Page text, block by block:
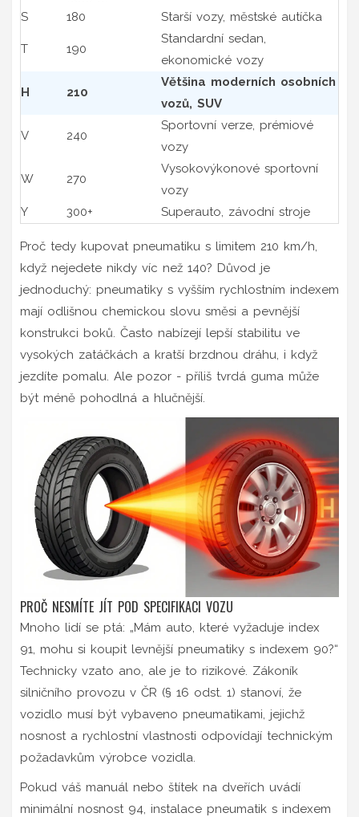
S 180 Starší vozy, městské autíčka
T 190
Standardní sedan,
ekonomické vozy
H 210
Většina moderních osobních
vozů, SUV
V 240
Sportovní verze, prémiové
vozy
W 270
Vysokovýkonové sportovní
vozy
Y
300+ Superauto, závodní stroje
Proč tedy kupovat pneumatiku s limitem 210 km/h,
když nejedete nikdy víc než 140? Důvod je
jednoduchý: pneumatiky s vyšším rychlostním indexem
mají odlišnou chemickou slovu směsi a pevnější
konstrukci boků. Často nabízejí lepší stabilitu ve
vysokých zatáčkách a kratší brzdnou dráhu, i když
jezdíte pomalu. Ale pozor - příliš tvrdá guma může
být méně pohodlná a hlučnější.
PROČ NESMÍTE JÍT POD SPECIFIKACI VOZU
Mnoho lidí se ptá: „Mám auto, které vyžaduje index
91, mohu si koupit levnější pneumatiky s indexem 90?“
Technicky vzato ano, ale je to rizikové. Zákoník
silničního provozu v ČR (§ 16 odst. 1) stanoví, že
vozidlo musí být vybaveno pneumatikami, jejichž
nosnost a rychlostní vlastnosti odpovídají technickým
požadavkům výrobce vozidla.
Pokud váš manuál nebo štítek na dveřích uvádí
minimální nosnost 94, instalace pneumatik s indexem